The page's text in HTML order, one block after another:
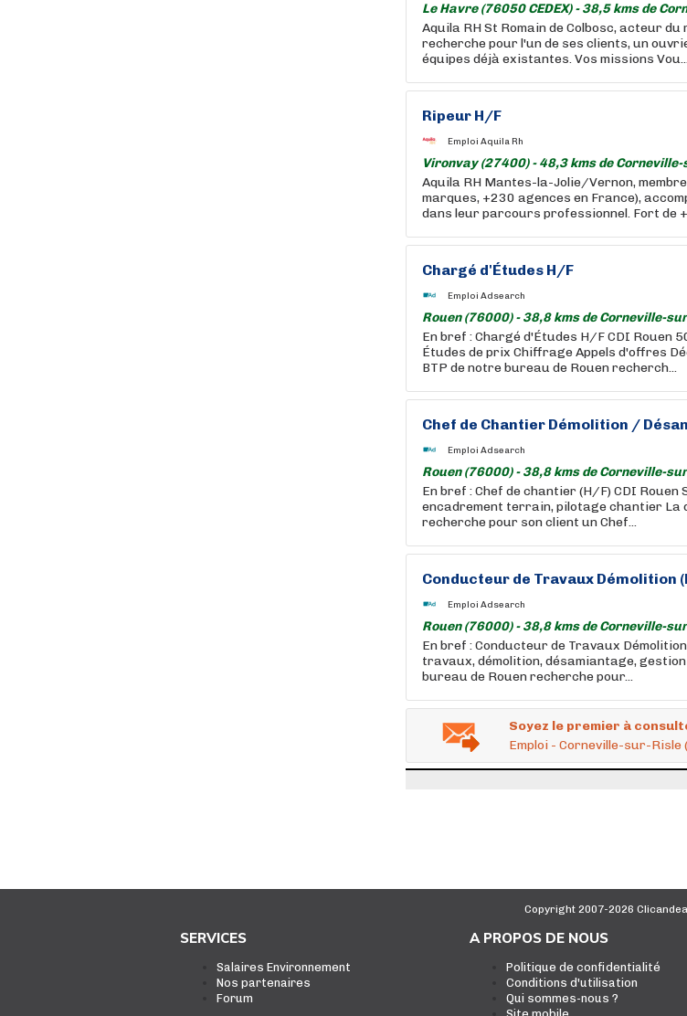
Le Havre (76050 CEDEX) - 38,5 kms de
Aquila RH St Romain de Colbosc, acteur
recherche pour l'un de ses clients, un
équipes déjà existantes. Vos missions
Ripeur H/F
Emploi Aquila Rh
Vironvay (27400) - 48,3 kms de
Aquila RH Mantes-la-Jolie/Vernon,
marques, +230 agences en France),
dans leur parcours professionnel. Fort de
Chargé d'Études H/F
Emploi Adsearch
Rouen (76000) - 38,8 kms de Corneville-
En bref : Chargé d'Études H/F CDI
Études de prix Chiffrage Appels d'offres
BTP de notre bureau de Rouen recherch...
Chef de Chantier Démolition /
Emploi Adsearch
Rouen (76000) - 38,8 kms de Corneville-
En bref : Chef de chantier (H/F) CDI
encadrement terrain, pilotage chantier La
recherche pour son client un Chef...
Conducteur de Travaux Démolition
Emploi Adsearch
Rouen (76000) - 38,8 kms de Corneville-
En bref : Conducteur de Travaux
travaux, démolition, désamiantage,
bureau de Rouen recherche pour...
Soyez le premier à
Emploi - Corneville-sur-Risle
Copyright 2007-2026
SERVICES
Salaires Environnement
Nos partenaires
Forum
A PROPOS DE NOUS
Politique de confidentialité
Conditions d'utilisation
Qui sommes-nous ?